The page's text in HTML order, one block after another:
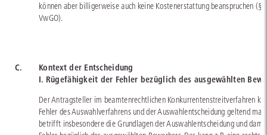
können aber billigerweise auch keine Kostenerstattung beanspruchen (§
VwGO).
C.
Kontext der Entscheidung
I. Rügefähigkeit der Fehler bezüglich des ausgewählten
Der Antragsteller im beamtenrechtlichen Konkurrentenstreitverfahren
Fehler des Auswahlverfahrens und der Auswahlentscheidung geltend
betrifft insbesondere die Grundlagen der Auswahlentscheidung und